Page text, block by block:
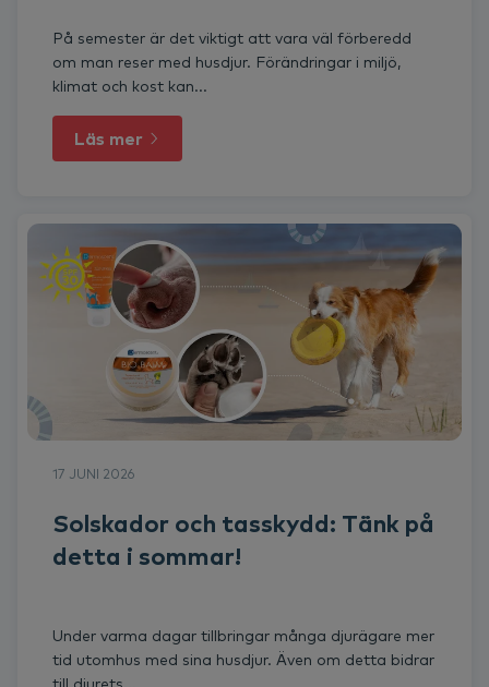
På semester är det viktigt att vara väl förberedd
om man reser med husdjur. Förändringar i miljö,
klimat och kost kan...
Läs mer
17 JUNI 2026
Solskador och tasskydd: Tänk på
detta i sommar!
Under varma dagar tillbringar många djurägare mer
tid utomhus med sina husdjur. Även om detta bidrar